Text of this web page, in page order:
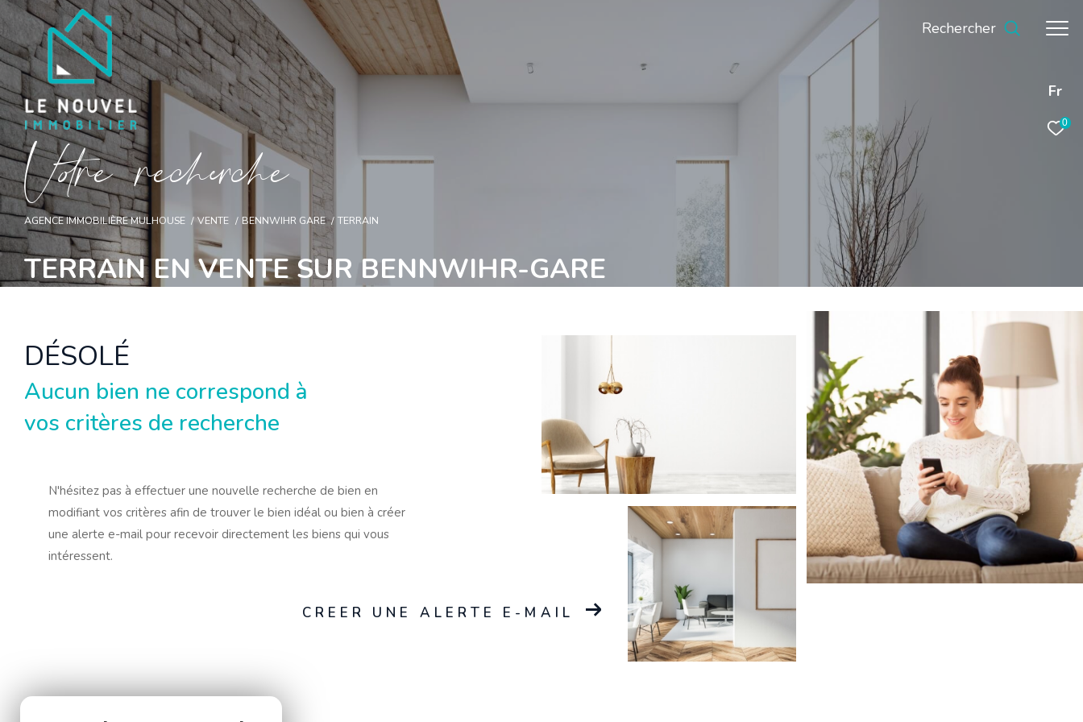
Fr
0
Rechercher
Vore recece
AGENCE IMMOBILIÈRE MULHOUSE VENTE BENNWIHR GARE TERRAIN
TERRAIN EN VENTE SUR BENNWIHR-GARE
DÉSOLÉ
Aucun bien ne correspond à
vos critères de recherche
N'hésitez pas à effectuer une nouvelle recherche de bien en
modifiant vos critères afin de trouver le bien idéal ou bien à créer
une alerte e-mail pour recevoir directement les biens qui vous
intéressent.
CREER UNE ALERTE E-MAIL